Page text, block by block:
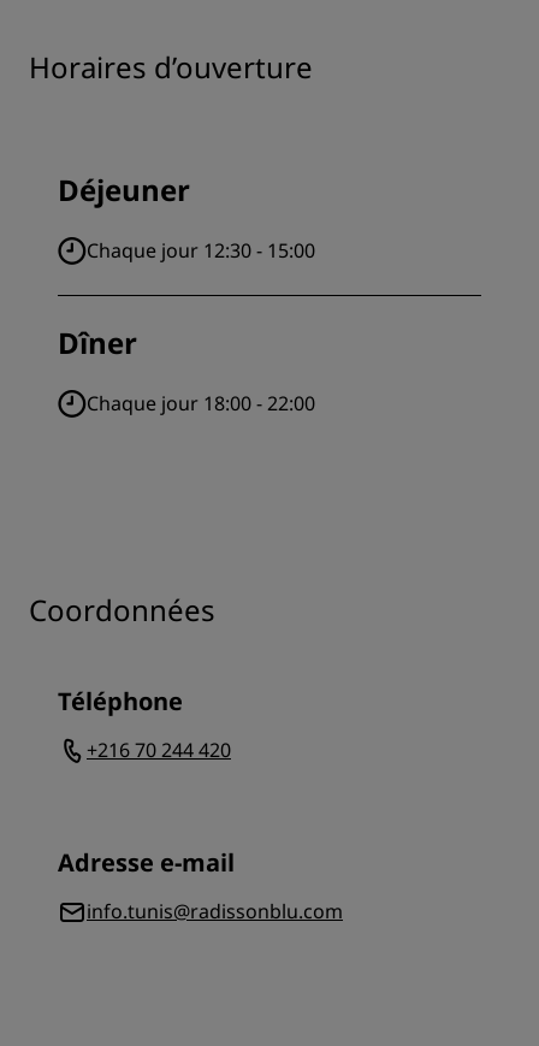
Horaires d’ouverture
Déjeuner
Chaque jour 12:30 - 15:00
Dîner
Chaque jour 18:00 - 22:00
Coordonnées
Téléphone
+216 70 244 420
Adresse e-mail
info.tunis@radissonblu.com